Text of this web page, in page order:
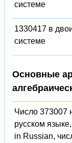
системе
1330417 в
системе
Основные
Число 373007
русском
in Russian,